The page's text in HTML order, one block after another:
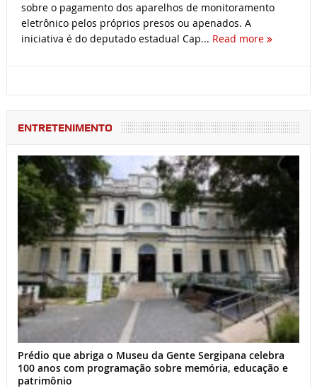
sobre o pagamento dos aparelhos de monitoramento
eletrônico pelos próprios presos ou apenados. A
iniciativa é do deputado estadual Cap... Read more
ENTRETENIMENTO
Prédio que abriga o Museu da Gente Sergipana celebra
100 anos com programação sobre memória, educação e
patrimônio